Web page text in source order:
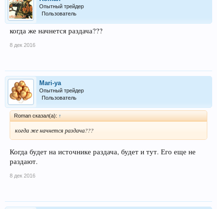
Опытный трейдер
Пользователь
когда же начнется раздача???
8 дек 2016
Mari-ya
Опытный трейдер
Пользователь
Roman сказал(а): ↑
когда же начнется раздача???
Когда будет на источнике раздача, будет и тут. Его еще не
раздают.
8 дек 2016